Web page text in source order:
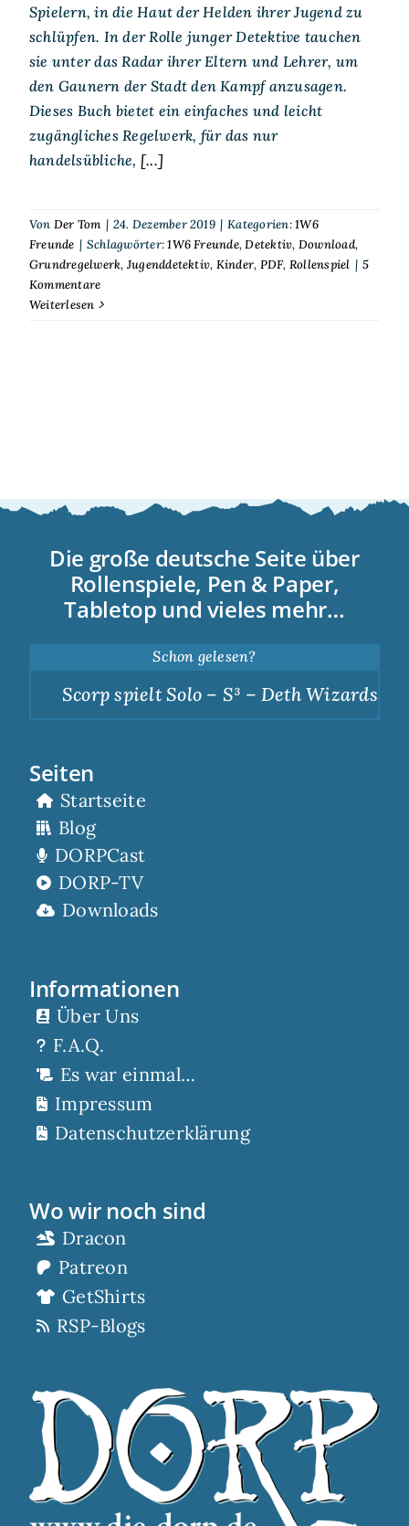
Spielern, in die Haut der Helden ihrer Jugend zu
schlüpfen. In der Rolle junger Detektive tauchen
sie unter das Radar ihrer Eltern und Lehrer, um
den Gaunern der Stadt den Kampf anzusagen.
Dieses Buch bietet ein einfaches und leicht
zugängliches Regelwerk, für das nur
handelsübliche, [...]
Von Der Tom | 24. Dezember 2019 | Kategorien:1W6
Freunde | Schlagwörter:1W6 Freunde,Detektiv, Download,
Grundregelwerk, Jugenddetektiv, Kinder, PDF, Rollenspiel | 5
Kommentare
Weiterlesen
Die große deutsche Seite über
Rollenspiele, Pen & Paper,
Tabletop und vieles mehr…
Schon gelesen?
Scorp spielt Solo – S³ – Deth Wizards –
Seiten
Startseite
Blog
DORPCast
DORP-TV
Downloads
Informationen
Über Uns
F.A.Q.
Es war einmal…
Impressum
Datenschutzerklärung
Wo wir noch sind
Dracon
Patreon
GetShirts
RSP-Blogs